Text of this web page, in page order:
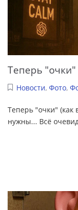
Теперь
Новости, Фото,
Теперь "очки"
нужны... Всё